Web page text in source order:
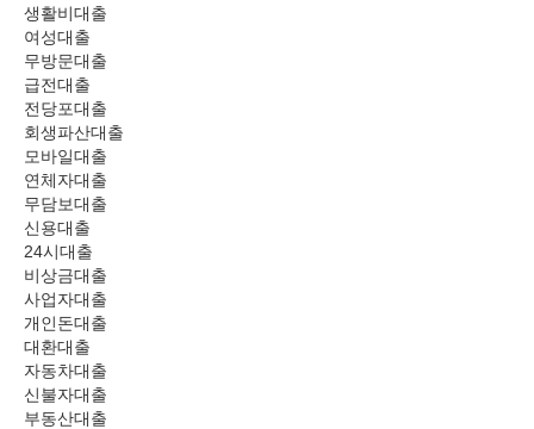
생활비대출
여성대출
무방문대출
급전대출
전당포대출
회생파산대출
모바일대출
연체자대출
무담보대출
신용대출
24시대출
비상금대출
사업자대출
개인돈대출
대환대출
자동차대출
신불자대출
부동산대출